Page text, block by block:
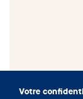
Votre